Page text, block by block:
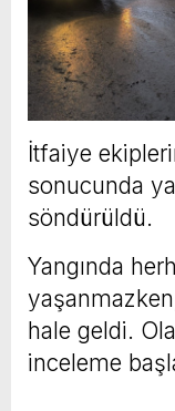
İtfaiye
sonucunda
söndürüldü.
Yangında
hale geldi.
inceleme